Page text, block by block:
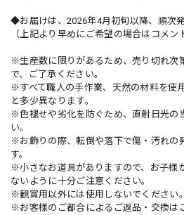
◆お届けは、2026年4月初旬以降、順次
（上記より早めにご希望の場合はコメン
※生産数に限りがあるため、売り切れ次
で、ご了承ください。
※すべて職人の手作業、天然の材料を使
と多少異なります。
※色褪せや劣化を防ぐため、直射日光の
い。
※お飾りの際、転倒や落下で傷・汚れの
す。
※小さなお道具がありますので、お子様
ないように十分ご注意ください。
※観賞用以外には使用しないでください。
※お客様のご都合によるご返品・交換は